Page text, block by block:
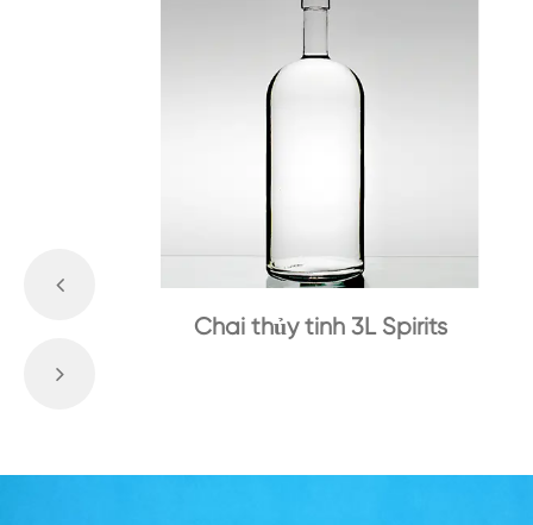
Chai thủy tinh 3L Spirits